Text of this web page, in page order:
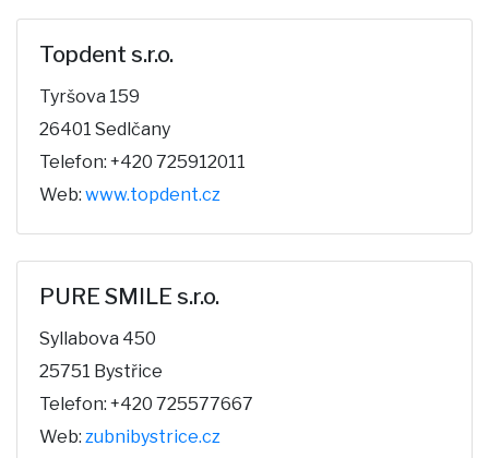
Topdent s.r.o.
Tyršova 159
26401 Sedlčany
Telefon: +420 725912011
Web: www.topdent.cz
PURE SMILE s.r.o.
Syllabova 450
25751 Bystřice
Telefon: +420 725577667
Web: zubnibystrice.cz